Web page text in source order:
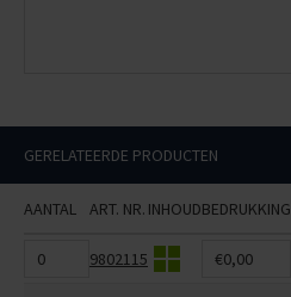
GERELATEERDE PRODUCTEN
AANTAL ART. NR. INHOUDBEDRUKKING
9802115 €0,00